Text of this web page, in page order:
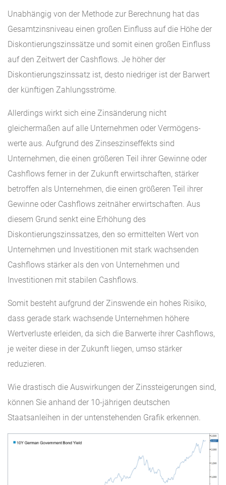
Unabhängig von der Methode zur Berechnung hat das
Gesamtzinsniveau einen großen Einfluss auf die Höhe der
Diskontierungszinssätze und somit einen großen Einfluss
auf den Zeitwert der Cashflows. Je höher der
Diskontierungszinssatz ist, desto niedriger ist der Barwert
der künftigen Zahlungsströme.
Allerdings wirkt sich eine Zinsänderung nicht
gleichermaßen auf alle Unternehmen oder Vermögens-
werte aus. Aufgrund des Zinseszinseffekts sind
Unternehmen, die einen größeren Teil ihrer Gewinne oder
Cashflows ferner in der Zukunft erwirtschaften, stärker
betroffen als Unternehmen, die einen größeren Teil ihrer
Gewinne oder Cashflows zeitnäher erwirtschaften. Aus
diesem Grund senkt eine Erhöhung des
Diskontierungszinssatzes, den so ermittelten Wert von
Unternehmen und Investitionen mit stark wachsenden
Cashflows stärker als den von Unternehmen und
Investitionen mit stabilen Cashflows.
Somit besteht aufgrund der Zinswende ein hohes Risiko,
dass gerade stark wachsende Unternehmen höhere
Wertverluste erleiden, da sich die Barwerte ihrer Cashflows,
je weiter diese in der Zukunft liegen, umso stärker
reduzieren.
Wie drastisch die Auswirkungen der Zinssteigerungen sind,
können Sie anhand der 10-jährigen deutschen
Staatsanleihen in der untenstehenden Grafik erkennen.